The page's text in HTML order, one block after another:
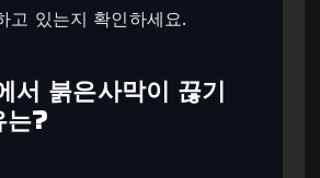
고 있는지 확인하세요.
서 붉은사막이 끊기
는?